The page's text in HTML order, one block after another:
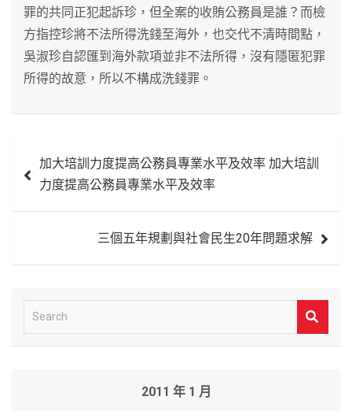
罪的共同正犯起訴珍，但全案的收賄公務員是誰？而檢
方指控珍將不法所得洗錢至海外，也交代不清時間點，
吳淑珍自認匯到海外款項並非不法所得，沒有隱匿犯罪
所得的故意，所以不構成洗錢罪。
章 加大培訓力度提高公務員專業水平及效率 加大培訓
力度提高公務員專業水平及效率
三個五年規劃與社會民生20年問題求解
e
2011 年 1 月